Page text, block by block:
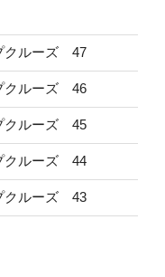
クルーズ 47
クルーズ 46
クルーズ 45
クルーズ 44
クルーズ 43